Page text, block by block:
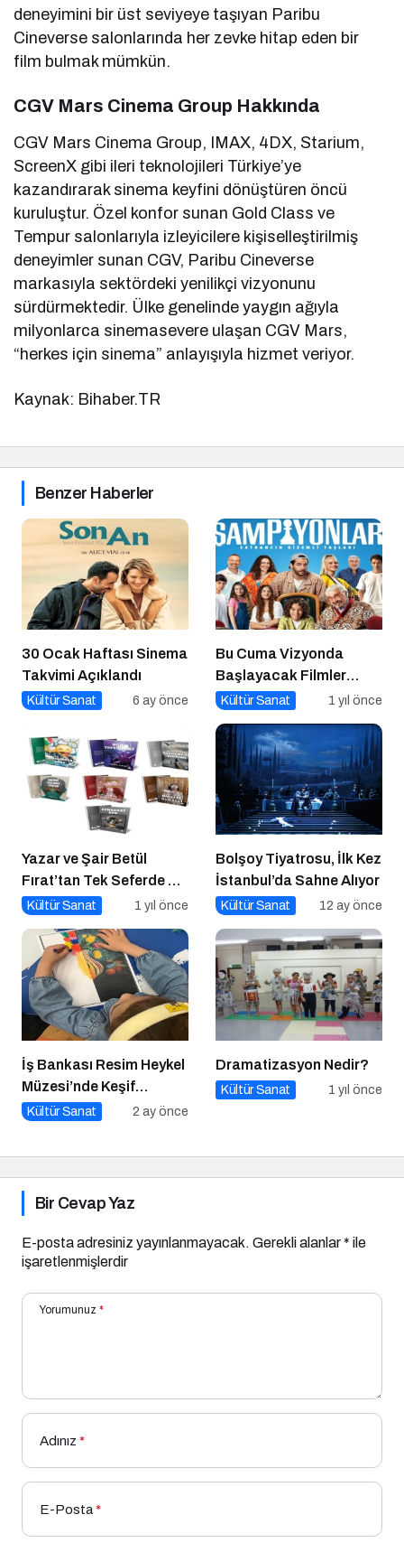
deneyimini bir üst seviyeye taşıyan Paribu
Cineverse salonlarında her zevke hitap eden bir
film bulmak mümkün.
CGV Mars Cinema Group Hakkında
CGV Mars Cinema Group, IMAX, 4DX, Starium,
ScreenX gibi ileri teknolojileri Türkiye’ye
kazandırarak sinema keyfini dönüştüren öncü
kuruluştur. Özel konfor sunan Gold Class ve
Tempur salonlarıyla izleyicilere kişiselleştirilmiş
deneyimler sunan CGV, Paribu Cineverse
markasıyla sektördeki yenilikçi vizyonunu
sürdürmektedir. Ülke genelinde yaygın ağıyla
milyonlarca sinemasevere ulaşan CGV Mars,
“herkes için sinema” anlayışıyla hizmet veriyor.
Kaynak: Bihaber.TR
Benzer Haberler
30 Ocak Haftası Sinema
Takvimi Açıklandı
Kültür Sanat 6 ay önce
Bu Cuma Vizyonda
Başlayacak Filmler
Açıklandı
Kültür Sanat 1 yıl önce
Yazar ve Şair Betül
Fırat’tan Tek Seferde 7
Kitap Müjdesi
Kültür Sanat 1 yıl önce
Bolşoy Tiyatrosu, İlk Kez
İstanbul’da Sahne Alıyor
Kültür Sanat 12 ay önce
İş Bankası Resim Heykel
Müzesi’nde Keşif
Başlıyor!
Kültür Sanat 2 ay önce
Dramatizasyon Nedir?
Kültür Sanat 1 yıl önce
Bir Cevap Yaz
E-posta adresiniz yayınlanmayacak. Gerekli alanlar* ile
işaretlenmişlerdir
Yorumunuz *
Adınız *
E-Posta*